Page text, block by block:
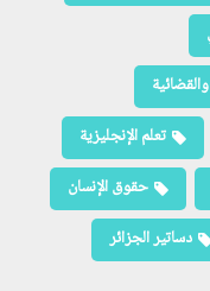
تعلم الإنجليزية
حقوق الإنسان
دساتير الجزائر